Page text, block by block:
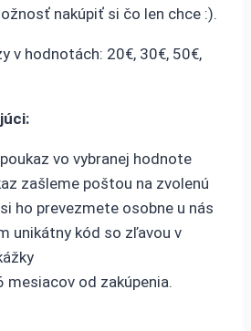
nakúpiť si čo len chce :).
v hodnotách: 20€, 30€, 50€,
vo vybranej hodnote
zašleme poštou na zvolenú
ho prevezmete osobne u nás
unikátny kód so zľavou v
mesiacov od zakúpenia.